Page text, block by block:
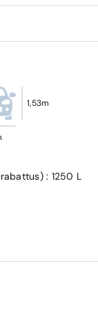
1,53m
: 1250 L